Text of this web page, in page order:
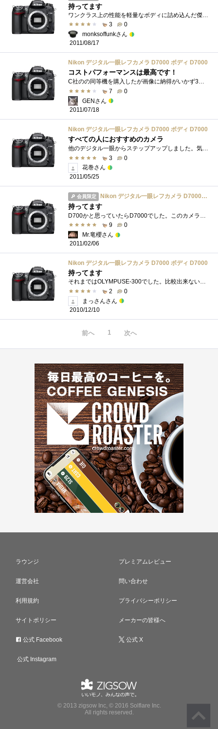
持ってます
3
0
monksoffunkさん
2011/08/17
Nikon デジタル一眼レフカメラ D7000 ボディ D7000
コストパフォーマンスは最高です！
C社のの同等機を購入したが画像に納得がいかず3ヵ月で手放しこのNikonD7000を購入した。ボディーがマグネシウム合金採用ボディー＆高い防塵・防�...
7
0
GENさん
2011/07/18
Nikon デジタル一眼レフカメラ D7000 ボディ D7000
すべての人におすすめのカメラ
他のデジタル一眼からステップアップしました。気に入っているところは、ファインダーがこのクラスとしてはものすごく見やすい事。私にとっ�...
3
0
花巻さん
2011/05/25
会員限定 Nikon デジタル一眼レフカメラ D7000 ボディ D7000
持ってます
9
0
Mr.竜櫻さん
2011/02/06
Nikon デジタル一眼レフカメラ D7000 ボディ D7000
持ってます
それまではOLYMPUSE-300でした。比較出来ないほど良いです。
2
0
まっさんさん
2010/12/10
前へ 1 次へ
ラウンジ プレミアムレビュー
運営会社 問い合わせ
利用規約 プライバシーポリシー
サイトポリシー メーカーの皆様へ
公式 Facebook 公式 X
公式 Instagram
© 2013 zigsow Inc, © 2016 Solflare Inc.
All rights reserved.